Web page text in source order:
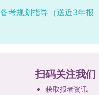
考规划指导（送近3年报
扫码关注我们
获取报者资讯